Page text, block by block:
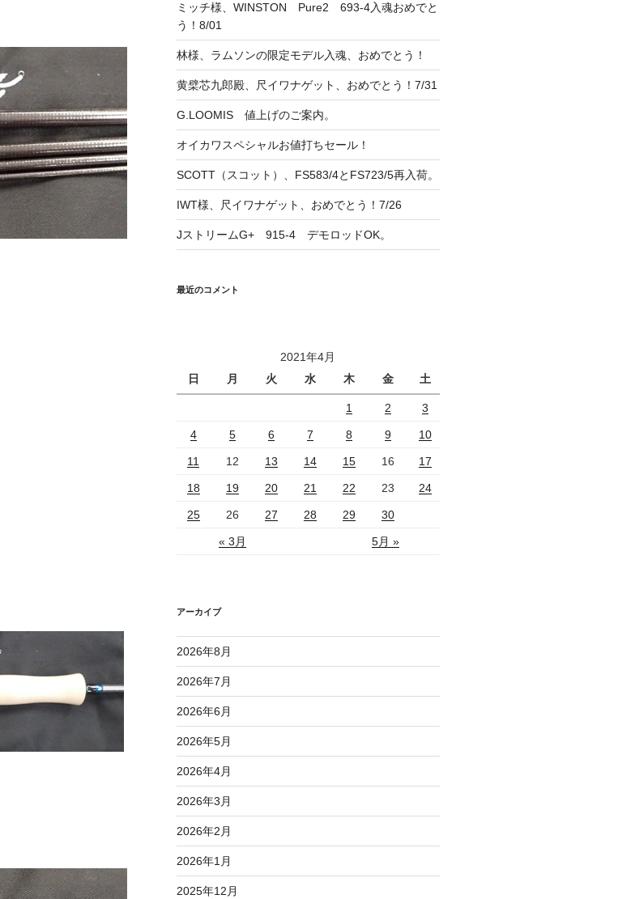
ミッチ様、WINSTON Pure2 693-4入魂おめでと
う！8/01
林様、ラムソンの限定モデル入魂、おめでとう！
黄檗芯九郎殿、尺イワナゲット、おめでとう！7/31
G.LOOMIS 値上げのご案内。
オイカワスペシャルお値打ちセール！
SCOTT（スコット）、FS583/4とFS723/5再入荷。
IWT様、尺イワナゲット、おめでとう！7/26
JストリームG+ 915-4 デモロッドOK。
最近のコメント
2021年4月
日
月 火 水 木 金 土
« 3月 5月 »
1 2 3
4 5 6 7 8 9 10
11 12 13 14 15 16 17
18 19 20 21 22 23 24
25 26 27 28 29 30
アーカイブ
2026年8月
2026年7月
2026年6月
2026年5月
2026年4月
2026年3月
2026年2月
2026年1月
2025年12月